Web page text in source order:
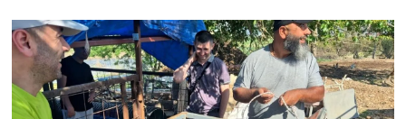
BİLİM VE TEKNOLOJİ
YARIŞMALAR